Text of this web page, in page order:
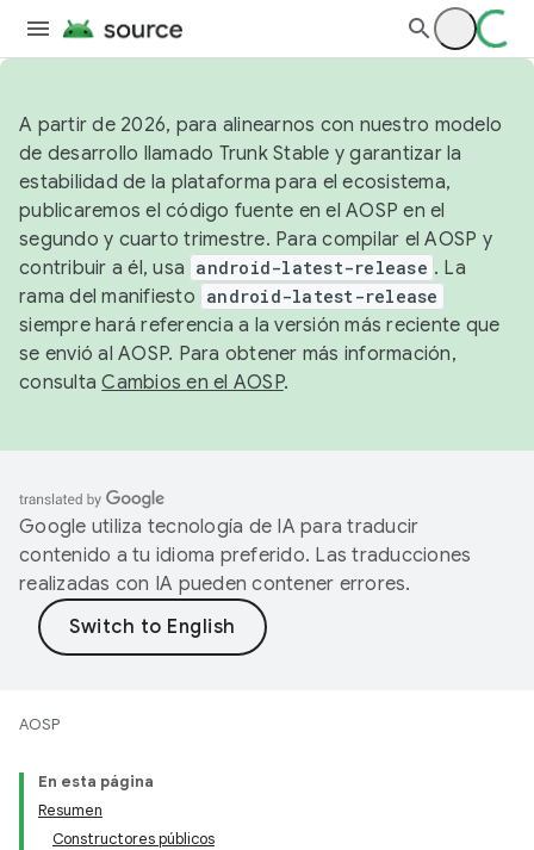
A partir de 2026, para alinearnos con nuestro modelo
de desarrollo llamado Trunk Stable y garantizar la
estabilidad de la plataforma para el ecosistema,
publicaremos el código fuente en el AOSP en el
segundo y cuarto trimestre. Para compilar el AOSP y
contribuir a él, usa android-latest-release . La
rama del manifiesto android-latest-release
siempre hará referencia a la versión más reciente que
se envió al AOSP. Para obtener más información,
consultaCambios en el AOSP.
Google utiliza tecnología de IA para traducir
contenido a tu idioma preferido. Las traducciones
realizadas con IA pueden contener errores.
AOSP
En esta página
Resumen
Constructores públicos